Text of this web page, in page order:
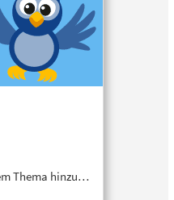
Thema hinzu…